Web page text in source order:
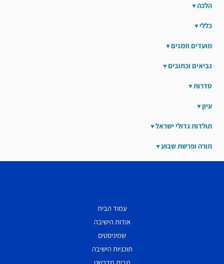
הלכה
כללי
מועדים וזמנים
נביאים וכתובים
סדרות
עיון
תולדות גדולי ישראל
תורה ופרשת שבוע
עמוד הבית
אודות הישיבה
שמיניסטים
תוכניות הישיבה